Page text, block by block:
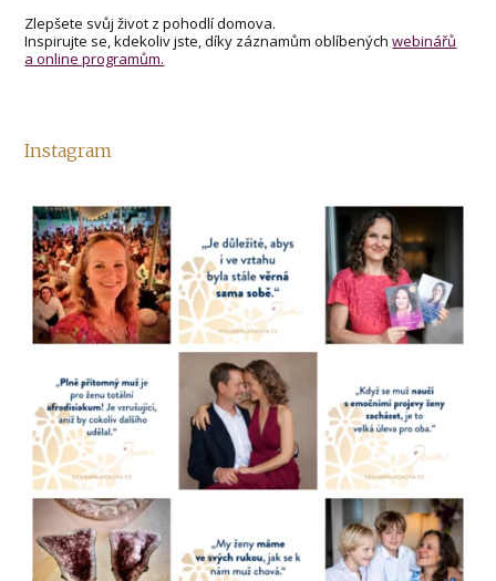
Zlepšete svůj život z pohodlí domova.
Inspirujte se, kdekoliv jste, díky záznamům oblíbenýchwebinářů
a online programům.
Instagram